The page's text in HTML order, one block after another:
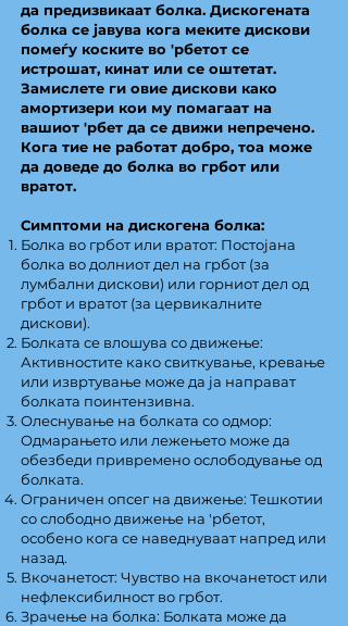
да предизвикаат болка. Дискогената
болка се јавува кога меките дискови
помеѓу коските во 'рбетот се
истрошат, кинат или се оштетат.
Замислете ги овие дискови како
амортизери кои му помагаат на
вашиот 'рбет да се движи непречено.
Кога тие не работат добро, тоа може
да доведе до болка во грбот или
вратот.
Симптоми на дискогена болка:
Болка во грбот или вратот: Постојана
болка во долниот дел на грбот (за
лумбални дискови) или горниот дел од
грбот и вратот (за цервикалните
дискови).
Болката се влошува со движење:
Активностите како свиткување, кревање
или извртување може да ја направат
болката поинтензивна.
Олеснување на болката со одмор:
Одмарањето или лежењето може да
обезбеди привремено ослободување од
болката.
Ограничен опсег на движење: Тешкотии
со слободно движење на 'рбетот,
особено кога се наведнуваат напред или
назад.
Вкочанетост: Чувство на вкочанетост или
нефлексибилност во грбот.
Зрачење на болка: Болката може да